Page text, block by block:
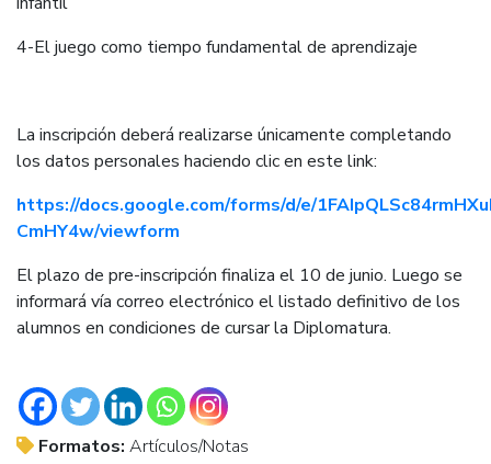
4-El juego como tiempo fundamental de aprendizaje
La inscripción deberá realizarse únicamente completando
los datos personales haciendo clic en este link:
https://docs.google.com/forms/d/e/
CmHY4w/viewform
El plazo de pre-inscripción finaliza el 10 de junio. Luego se
informará vía correo electrónico el listado definitivo de los
alumnos en condiciones de cursar la Diplomatura.
Formatos: Artículos/Notas